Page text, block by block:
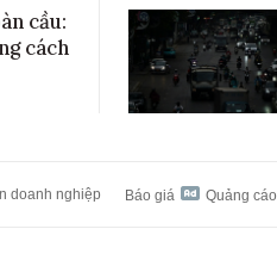
cầu:
cách
doanh nghiệp Báo giá Quảng cáo